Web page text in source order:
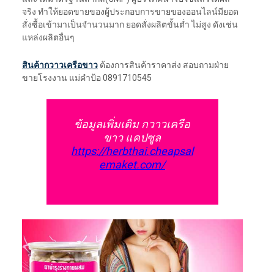
จริง ทำให้ยอดขายของผู้ประกอบการขายของออนไลน์มียอด
สั่งซื้อเข้ามาเป็นจำนวนมาก ยอดสั่งผลิตขั้นต่ำ ไม่สูง ดังเช่น
แหล่งผลิตอื่นๆ
สินค้ากวาวเครือขาวต้องการสินค้าราคาส่ง สอบถามฝ่าย
ขายโรงงาน แม่คำป้อ 0891710545
ข้อมูลเพิ่มเติม กวาวเครือ
ขาว แคปซูล
https://herbthai.cheapsal
emaket.com/